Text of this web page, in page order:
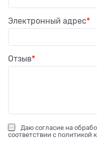
Электронный адрес
Отзыв
Даю согласие на
соответствии с политикой